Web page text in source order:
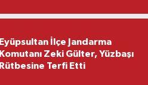
Eyüpsultan İlçe Jandarma
Komutanı Zeki Gülter, Yüzbaşı
Rütbesine Terfi Etti